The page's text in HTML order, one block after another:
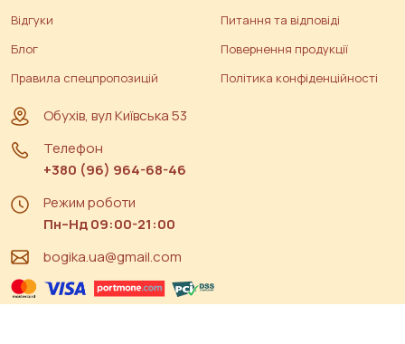
Відгуки
Блог
Правила спецпропозицій
Питання та відповіді
Повернення продукції
Політика конфіденційності
Обухів, вул Київська 53
Телефон
+380 (96) 964-68-46
Режим роботи
Пн–Нд 09:00-21:00
bogika.ua@gmail.com